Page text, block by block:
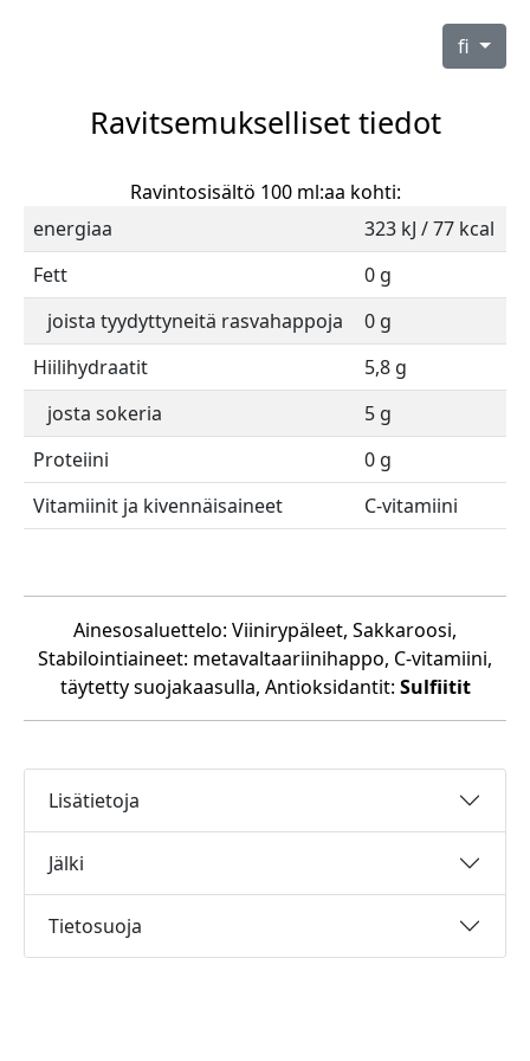
fi
Ravitsemukselliset tiedot
Ravintosisältö 100 ml:aa kohti:
energiaa
323 kJ / 77 kcal
Fett
0 g
joista tyydyttyneitä rasvahappoja
0 g
Hiilihydraatit
5,8 g
josta sokeria
5 g
Proteiini
0 g
Vitamiinit ja kivennäisaineet
C-vitamiini
Ainesosaluettelo: Viinirypäleet, Sakkaroosi,
Stabilointiaineet: metavaltaariinihappo, C-vitamiini,
täytetty suojakaasulla, Antioksidantit: Sulfiitit
Lisätietoja
Jälki
Tietosuoja